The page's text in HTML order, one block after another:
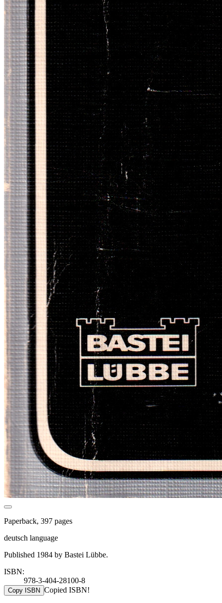
Paperback, 397 pages
deutsch language
Published 1984 by Bastei Lübbe.
ISBN:
978-3-404-28100-8
Copy ISBN Copied ISBN!